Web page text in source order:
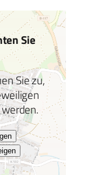
Sie
Sie zu,